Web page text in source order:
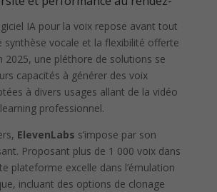
IA pour la voix repose avant tout
synthèse vocale et la flexibilité offerte
2025, une pléthore de solutions se
capacités à générer des voix
à divers usages allant de la vidéo
professionnel.
ElevenLabs s’impose par son
Proposant plus de 1 000 voix dans
plateforme excelle dans l’émulation
incluant des options de clonage